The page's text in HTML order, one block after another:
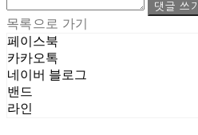
댓글 쓰기
목록으로 가기
페이스북
카카오톡
네이버 블로그
밴드
라인